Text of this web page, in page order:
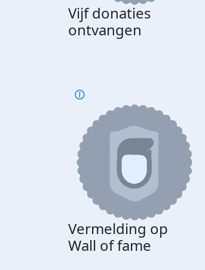
Vijf donaties
ontvangen
Vermelding op
Wall of fame